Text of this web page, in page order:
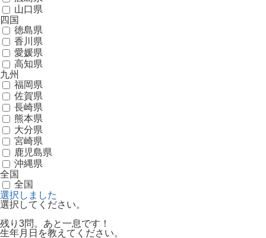
山口県
四国
徳島県
香川県
愛媛県
高知県
九州
福岡県
佐賀県
長崎県
熊本県
大分県
宮崎県
鹿児島県
沖縄県
全国
全国
選択しました
選択してください。
残り3問。あと一息です！
生年月日を教えてください。